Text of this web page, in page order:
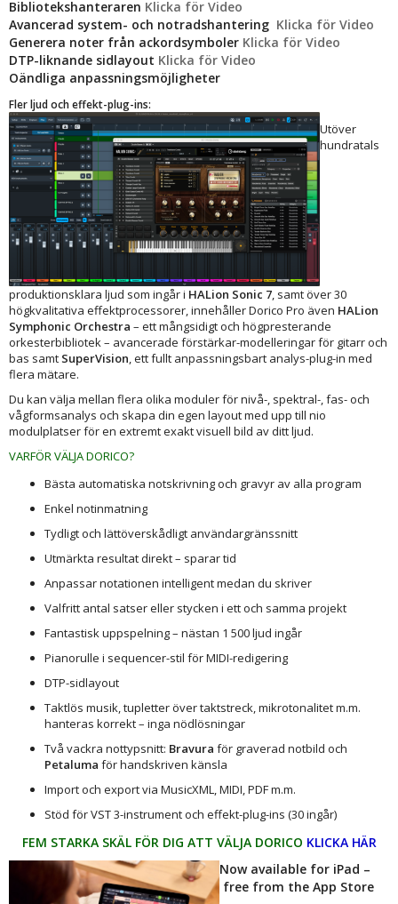
Bibliotekshanteraren Klicka för Video
Avancerad system- och notradshantering Klicka för Video
Generera noter från ackordsymboler Klicka för Video
DTP-liknande sidlayout Klicka för Video
Oändliga anpassningsmöjligheter
Fler ljud och effekt-plug-ins:
Utöver
hundratals
produktionsklara ljud som ingår i HALion Sonic 7, samt över 30
högkvalitativa effektprocessorer, innehåller Dorico Pro även HALion
Symphonic Orchestra – ett mångsidigt och högpresterande
orkesterbibliotek – avancerade förstärkar-modelleringar för gitarr och
bas samt SuperVision, ett fullt anpassningsbart analys-plug-in med
flera mätare.
Du kan välja mellan flera olika moduler för nivå-, spektral-, fas- och
vågformsanalys och skapa din egen layout med upp till nio
modulplatser för en extremt exakt visuell bild av ditt ljud.
VARFÖR VÄLJA DORICO?
Bästa automatiska notskrivning och gravyr av alla program
Enkel notinmatning
Tydligt och lättöverskådligt användargränssnitt
Utmärkta resultat direkt – sparar tid
Anpassar notationen intelligent medan du skriver
Valfritt antal satser eller stycken i ett och samma projekt
Fantastisk uppspelning – nästan 1 500 ljud ingår
Pianorulle i sequencer-stil för MIDI-redigering
DTP-sidlayout
Taktlös musik, tupletter över taktstreck, mikrotonalitet m.m.
hanteras korrekt – inga nödlösningar
Två vackra nottypsnitt: Bravura för graverad notbild och
Petaluma för handskriven känsla
Import och export via MusicXML, MIDI, PDF m.m.
Stöd för VST 3-instrument och effekt-plug-ins (30 ingår)
FEM STARKA SKÄL FÖR DIG ATT VÄLJA DORICO KLICKA HÄR
Now available for iPad –
free from the App Store